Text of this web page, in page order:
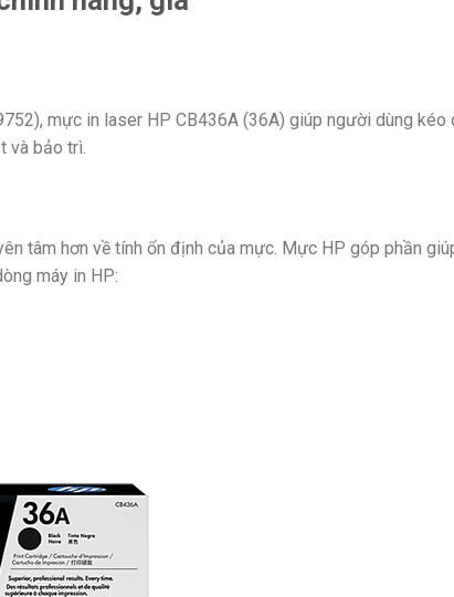
mực in laser HP CB436A (36A) giúp người dùng kéo
và bảo trì.
tâm hơn về tính ổn định của mực. Mực HP góp phần
máy in HP: